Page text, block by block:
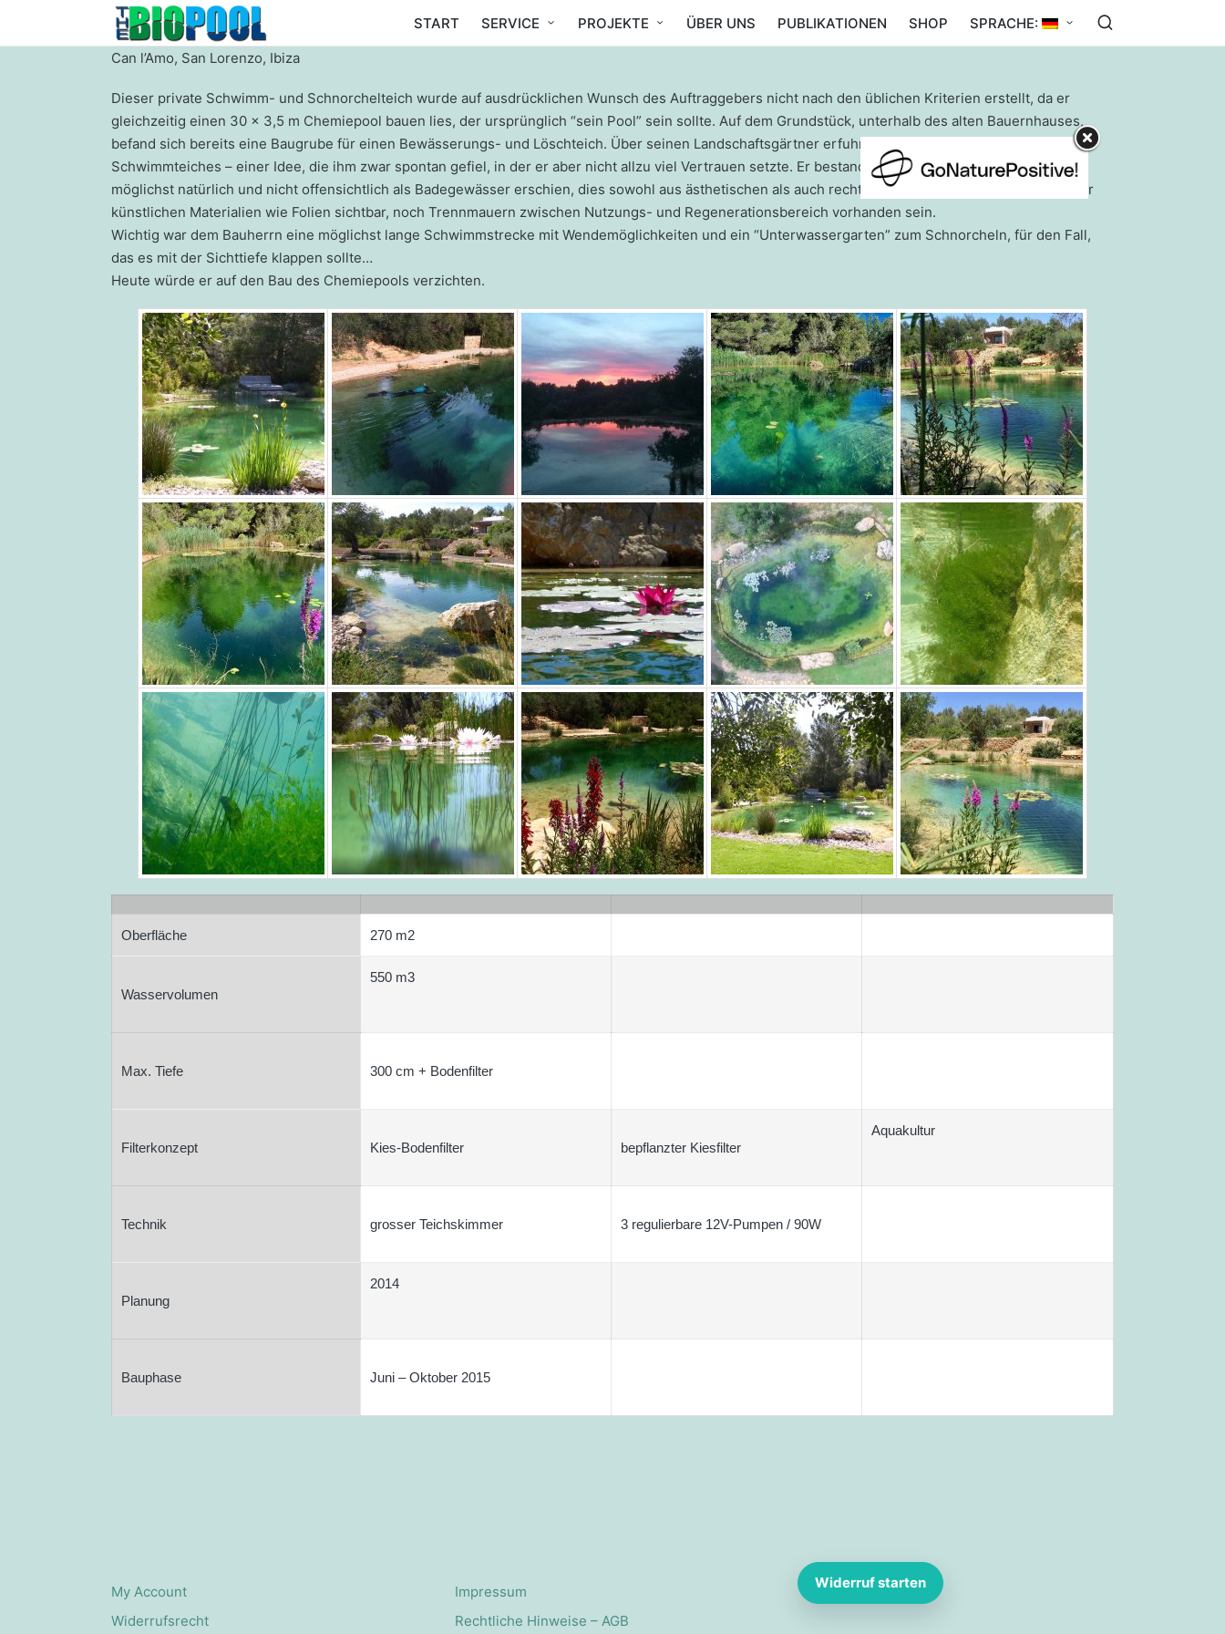
START SERVICE PROJEKTE ÜBER UNS PUBLIKATIONEN SHOP SPRACHE:
Can l’Amo, San Lorenzo, Ibiza
Dieser private Schwimm- und Schnorchelteich wurde auf ausdrücklichen Wunsch des Auftraggebers nicht nach den üblichen Kriterien erstellt, da er
gleichzeitig einen 30 x 3,5 m Chemiepool bauen lies, der ursprünglich “sein Pool” sein sollte. Auf dem Grundstück, unterhalb des alten Bauernhauses,
befand sich bereits eine Baugrube für einen Bewässerungs- und Löschteich. Über seinen Landschaftsgärtner erfuhr er von der Möglichkeit eines
Schwimmteiches – einer Idee, die ihm zwar spontan gefiel, in der er aber nicht allzu viel Vertrauen setzte. Er bestand darauf, dass der Schwimmteich
möglichst natürlich und nicht offensichtlich als Badegewässer erschien, dies sowohl aus ästhetischen als auch rechtlichen Gründen. Also durften weder
künstlichen Materialien wie Folien sichtbar, noch Trennmauern zwischen Nutzungs- und Regenerationsbereich vorhanden sein.
Wichtig war dem Bauherrn eine möglichst lange Schwimmstrecke mit Wendemöglichkeiten und ein “Unterwassergarten” zum Schnorcheln, für den Fall,
das es mit der Sichttiefe klappen sollte…
Heute würde er auf den Bau des Chemiepools verzichten.
Oberfläche 270 m2
Wasservolumen
550 m3
Max. Tiefe 300 cm + Bodenfilter
Filterkonzept Kies-Bodenfilter bepflanzter Kiesfilter
Aquakultur
Technik grosser Teichskimmer 3 regulierbare 12V-Pumpen / 90W
Planung
2014
Bauphase Juni – Oktober 2015
My Account
Widerrufsrecht
Impressum
Rechtliche Hinweise – AGB
Widerruf starten